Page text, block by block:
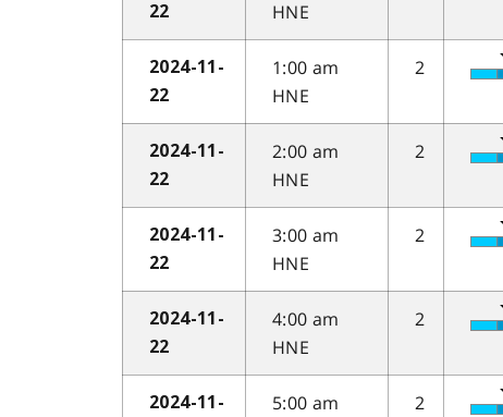
22
HNE
2024-11-
22
1:00 am
HNE
2
2024-11-
22
2:00 am
HNE
2
2024-11-
22
3:00 am
HNE
2
2024-11-
22
4:00 am
HNE
2
2024-11-
5:00 am
2